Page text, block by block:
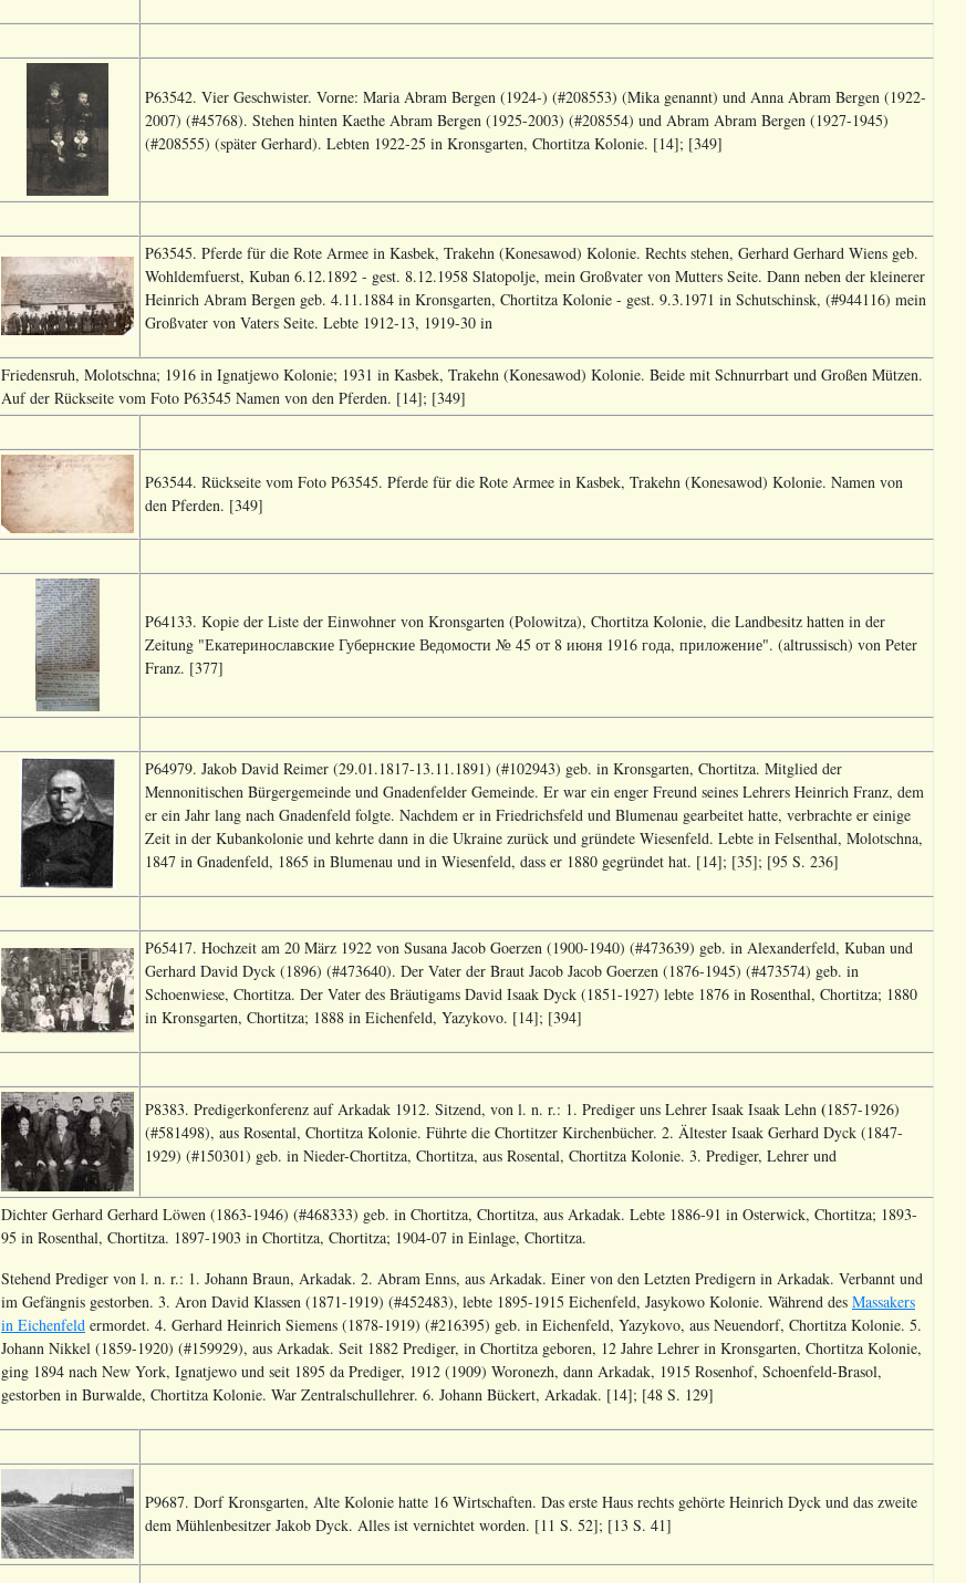
P63542. Vier Geschwister. Vorne: Maria Abram Bergen (1924-) (#208553) (Mika genannt) und Anna Abram Bergen (1922-
2007) (#45768). Stehen hinten Kaethe Abram Bergen (1925-2003) (#208554) und Abram Abram Bergen (1927-1945)
(#208555) (später Gerhard). Lebten 1922-25 in Kronsgarten, Chortitza Kolonie. [14]; [349]
P63545. Pferde für die Rote Armee in Kasbek, Trakehn (Konesawod) Kolonie. Rechts stehen, Gerhard Gerhard Wiens geb.
Wohldemfuerst, Kuban 6.12.1892 - gest. 8.12.1958 Slatopolje, mein Großvater von Mutters Seite. Dann neben der kleinerer
Heinrich Abram Bergen geb. 4.11.1884 in Kronsgarten, Chortitza Kolonie - gest. 9.3.1971 in Schutschinsk, (#944116) mein
Großvater von Vaters Seite. Lebte 1912-13, 1919-30 in
Friedensruh, Molotschna; 1916 in Ignatjewo Kolonie; 1931 in Kasbek, Trakehn (Konesawod) Kolonie. Beide mit Schnurrbart und Großen Mützen.
Auf der Rückseite vom Foto P63545 Namen von den Pferden. [14]; [349]
P63544. Rückseite vom Foto P63545. Pferde für die Rote Armee in Kasbek, Trakehn (Konesawod) Kolonie. Namen von
den Pferden. [349]
P64133. Kopie der Liste der Einwohner von Kronsgarten (Polowitza), Chortitza Kolonie, die Landbesitz hatten in der
Zeitung "Екатеринославские Губернские Ведомости № 45 от 8 июня 1916 года, приложение". (altrussisch) von Peter
Franz. [377]
P64979. Jakob David Reimer (29.01.1817-13.11.1891) (#102943) geb. in Kronsgarten, Chortitza. Mitglied der
Mennonitischen Bürgergemeinde und Gnadenfelder Gemeinde. Er war ein enger Freund seines Lehrers Heinrich Franz, dem
er ein Jahr lang nach Gnadenfeld folgte. Nachdem er in Friedrichsfeld und Blumenau gearbeitet hatte, verbrachte er einige
Zeit in der Kubankolonie und kehrte dann in die Ukraine zurück und gründete Wiesenfeld. Lebte in Felsenthal, Molotschna,
1847 in Gnadenfeld, 1865 in Blumenau und in Wiesenfeld, dass er 1880 gegründet hat. [14]; [35]; [95 S. 236]
P65417. Hochzeit am 20 März 1922 von Susana Jacob Goerzen (1900-1940) (#473639) geb. in Alexanderfeld, Kuban und
Gerhard David Dyck (1896) (#473640). Der Vater der Braut Jacob Jacob Goerzen (1876-1945) (#473574) geb. in
Schoenwiese, Chortitza. Der Vater des Bräutigams David Isaak Dyck (1851-1927) lebte 1876 in Rosenthal, Chortitza; 1880
in Kronsgarten, Chortitza; 1888 in Eichenfeld, Yazykovo. [14]; [394]
P8383. Predigerkonferenz auf Arkadak 1912. Sitzend, von l. n. r.: 1. Prediger uns Lehrer Isaak Isaak Lehn (1857-1926)
(#581498), aus Rosental, Chortitza Kolonie. Führte die Chortitzer Kirchenbücher. 2. Ältester Isaak Gerhard Dyck (1847-
1929) (#150301) geb. in Nieder-Chortitza, Chortitza, aus Rosental, Chortitza Kolonie. 3. Prediger, Lehrer und
Dichter Gerhard Gerhard Löwen (1863-1946) (#468333) geb. in Chortitza, Chortitza, aus Arkadak. Lebte 1886-91 in Osterwick, Chortitza; 1893-
95 in Rosenthal, Chortitza. 1897-1903 in Chortitza, Chortitza; 1904-07 in Einlage, Chortitza.
Stehend Prediger von l. n. r.: 1. Johann Braun, Arkadak. 2. Abram Enns, aus Arkadak. Einer von den Letzten Predigern in Arkadak. Verbannt und
im Gefängnis gestorben. 3. Aron David Klassen (1871-1919) (#452483), lebte 1895-1915 Eichenfeld, Jasykowo Kolonie. Während des Massakers
in Eichenfeld ermordet. 4. Gerhard Heinrich Siemens (1878-1919) (#216395) geb. in Eichenfeld, Yazykovo, aus Neuendorf, Chortitza Kolonie. 5.
Johann Nikkel (1859-1920) (#159929), aus Arkadak. Seit 1882 Prediger, in Chortitza geboren, 12 Jahre Lehrer in Kronsgarten, Chortitza Kolonie,
ging 1894 nach New York, Ignatjewo und seit 1895 da Prediger, 1912 (1909) Woronezh, dann Arkadak, 1915 Rosenhof, Schoenfeld-Brasol,
gestorben in Burwalde, Chortitza Kolonie. War Zentralschullehrer. 6. Johann Bückert, Arkadak. [14]; [48 S. 129]
P9687. Dorf Kronsgarten, Alte Kolonie hatte 16 Wirtschaften. Das erste Haus rechts gehörte Heinrich Dyck und das zweite
dem Mühlenbesitzer Jakob Dyck. Alles ist vernichtet worden. [11 S. 52]; [13 S. 41]